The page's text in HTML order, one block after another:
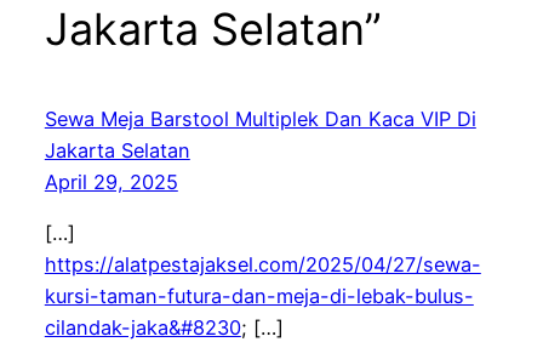
Jakarta Selatan”
Sewa Meja Barstool Multiplek Dan Kaca VIP Di
Jakarta Selatan
April 29, 2025
[…]
https://alatpestajaksel.com/2025/04/27/sewa-
kursi-taman-futura-dan-meja-di-lebak-bulus-
cilandak-jaka&#8230; […]